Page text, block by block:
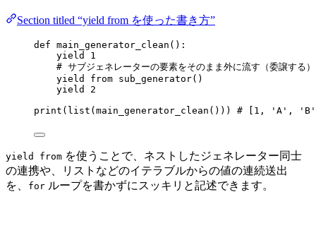
Section titled “yield from を使った書き方”
def main_generator_clean () :
yield
1
# サブジェネレーターの要素をそのまま外に流す（委譲する）
yield from sub_generator()
yield
2
print ( list ( main_generator_clean ())) # [1, 'A',
yield from を使うことで、ネストしたジェネレーター同士
の連携や、リストなどのイテラブルからの値の連続送出
を、
for ループを書かずにスッキリと記述できます。